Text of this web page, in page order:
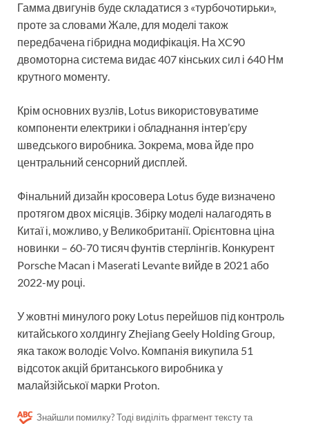
Гамма двигунів буде складатися з «турбочотирьки»,
проте за словами Жале, для моделі також
передбачена гібридна модифікація. На XC90
двомоторна система видає 407 кінських сил і 640 Нм
крутного моменту.
Крім основних вузлів, Lotus використовуватиме
компоненти електрики і обладнання інтер’єру
шведського виробника. Зокрема, мова йде про
центральний сенсорний дисплей.
Фінальний дизайн кросовера Lotus буде визначено
протягом двох місяців. Збірку моделі налагодять в
Китаї і, можливо, у Великобританії. Орієнтовна ціна
новинки – 60-70 тисяч фунтів стерлінгів. Конкурент
Porsche Macan і Maserati Levante вийде в 2021 або
2022-му році.
У жовтні минулого року Lotus перейшов під контроль
китайського холдингу Zhejiang Geely Holding Group,
яка також володіє Volvo. Компанія викупила 51
відсоток акцій британського виробника у
малайзійської марки Proton.
Знайшли помилку? Тоді виділіть фрагмент тексту та